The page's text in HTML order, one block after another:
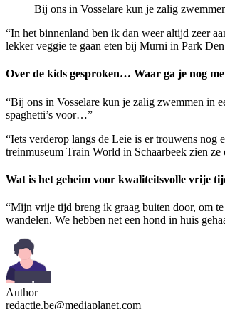
Bij ons in Vosselare kun je zalig
“In het binnenland ben ik dan weer altijd zeer
lekker veggie te gaan eten bij Murni in Park
Over de kids gesproken… Waar ga je nog
“Bij ons in Vosselare kun je zalig zwemmen in
spaghetti’s voor…”
“Iets verderop langs de Leie is er trouwens
treinmuseum Train World in Schaarbeek zien
Wat is het geheim voor kwaliteitsvolle vrije
“Mijn vrije tijd breng ik graag buiten door, om
wandelen. We hebben net een hond in huis
Author
redactie.be@mediaplanet.com